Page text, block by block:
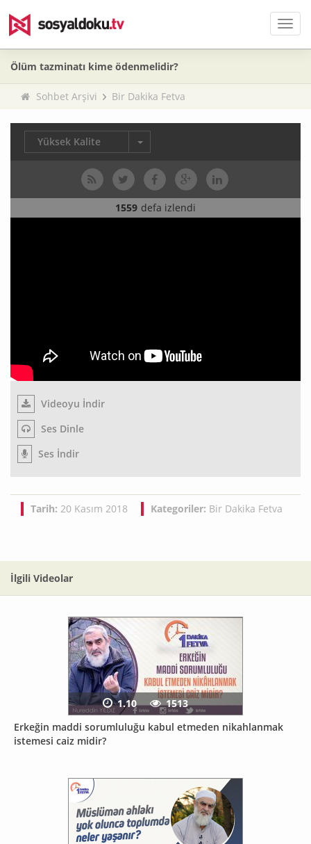
Menü
Ölüm tazminatı kime ödenmelidir?
Sohbet Arşivi Bir Dakika Fetva
Yüksek Kalite
1559 defa izlendi
Videoyu İndir
Ses Dinle
Ses İndir
Tarih: 20 Kasım 2018 Kategoriler: Bir Dakika Fetva
İlgili Videolar
Erkeğin maddi sorumluluğu kabul etmeden nikahlanmak
istemesi caiz midir?
1.10 1513